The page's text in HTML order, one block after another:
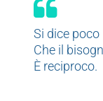
Si dice poco
Che il
È reciproco.